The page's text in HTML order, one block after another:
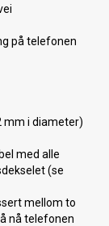
på telefonen
mm i diameter)
med alle
(se
mellom to
nå telefonen